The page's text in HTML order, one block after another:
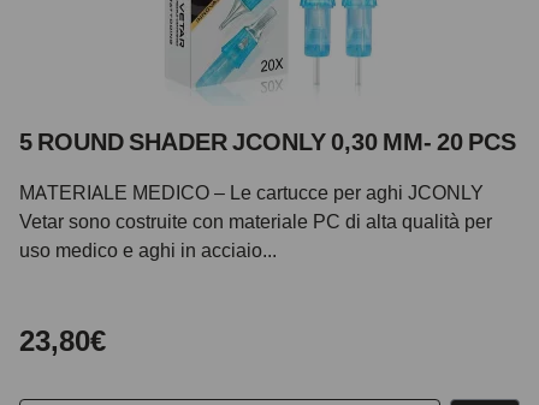
5 ROUND SHADER JCONLY 0,30 MM- 20 PCS
MATERIALE MEDICO – Le cartucce per aghi JCONLY
Vetar sono costruite con materiale PC di alta qualità per
uso medico e aghi in acciaio...
23,80€